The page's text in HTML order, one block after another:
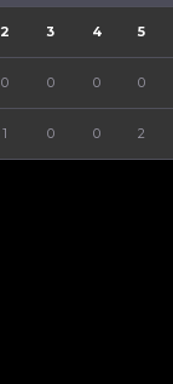
2 3 4 5
0 0 0 0
1 0 0 2